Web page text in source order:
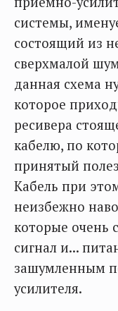
системы,
состоящий из
сверхмалой
данная схема
которое
ресивера
кабелю, по
принятый
Кабель при
неизбежно
которые очень
сигнал и...
зашумленным
усилителя.